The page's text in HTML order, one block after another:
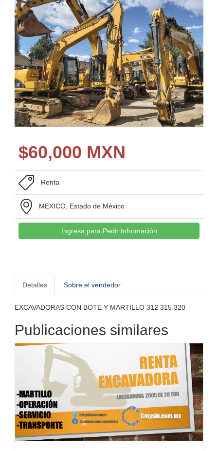
$60,000 MXN
Renta
MEXICO, Estado de México
Ingresa para Pedir Información
EXCAVADORAS CON BOTE Y MARTILLO 312 315 320
Publicaciones similares
CATERPILLAR 320